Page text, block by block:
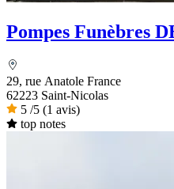
Pompes Funèbres
29, rue Anatole France
62223 Saint-Nicolas
5 /5 (1 avis)
top notes